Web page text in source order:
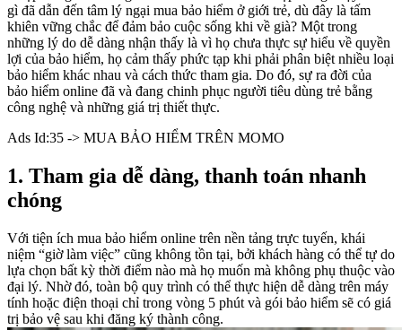
gì đã dẫn đến tâm lý ngại mua bảo hiểm ở giới trẻ, dù đây là tấm
khiên vững chắc để đảm bảo cuộc sống khi về già? Một trong
những lý do dễ dàng nhận thấy là vì họ chưa thực sự hiểu về quyền
lợi của bảo hiểm, họ cảm thấy phức tạp khi phải phân biệt nhiều loại
bảo hiểm khác nhau và cách thức tham gia. Do đó, sự ra đời của
bảo hiểm online đã và đang chinh phục người tiêu dùng trẻ bằng
công nghệ và những giá trị thiết thực.
Ads Id:35 -> MUA BẢO HIỂM TRÊN MOMO
1. Tham gia dễ dàng, thanh toán nhanh
chóng
Với tiện ích mua bảo hiểm online trên nền tảng trực tuyến, khái
niệm “giờ làm việc” cũng không tồn tại, bởi khách hàng có thể tự do
lựa chọn bất kỳ thời điểm nào mà họ muốn mà không phụ thuộc vào
đại lý. Nhờ đó, toàn bộ quy trình có thể thực hiện dễ dàng trên máy
tính hoặc điện thoại chỉ trong vòng 5 phút và gói bảo hiểm sẽ có giá
trị bảo vệ sau khi đăng ký thành công.